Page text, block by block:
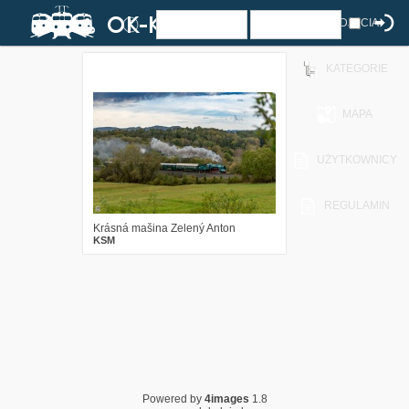
ZDJĘCIA
KATEGORIE
MAPA
UŻYTKOWNICY
REGULAMIN
Krásná mašina Zelený Anton
KSM
Powered by 4images 1.8